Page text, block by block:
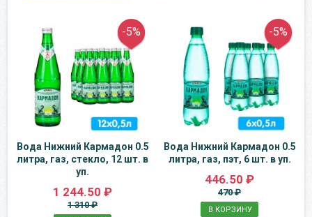
-5%
Вода Нижний Кармадон 0.5
литра, газ, стекло, 12 шт. в
уп.
1 244.50 ₽
1 310 ₽
-5%
Вода Нижний Кармадон 0.5
литра, газ, пэт, 6 шт. в уп.
446.50 ₽
470 ₽
В КОРЗИНУ